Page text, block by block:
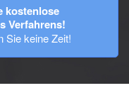
kostenlose
Verfahrens!
Sie keine Zeit!